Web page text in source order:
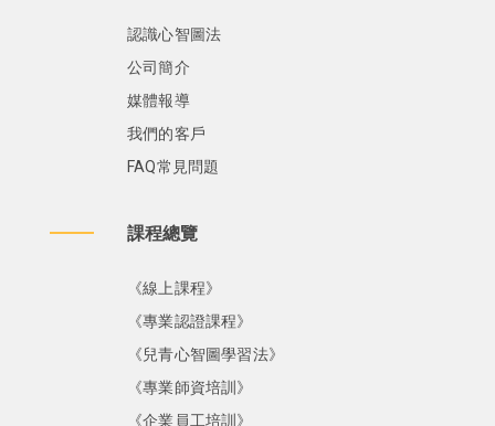
認識心智圖法
公司簡介
媒體報導
我們的客戶
FAQ常見問題
課程總覽
《線上課程》
《專業認證課程》
《兒青心智圖學習法》
《專業師資培訓》
《企業員工培訓》